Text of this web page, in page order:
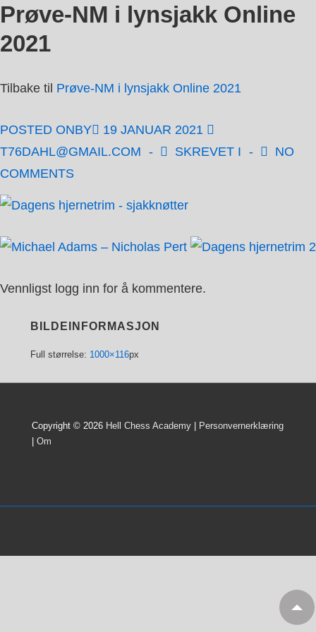
↓
Hopp
til
Prøve-NM i lynsjakk Online
2021
Tilbake til Prøve-NM i lynsjakk Online 2021
POSTED ONBY
19 JANUAR 2021
T76DAHL@GMAIL.COM
SKREVET I
NO
COMMENTS
Vennligst logg inn for å kommentere.
BILDEINFORMASJON
Full størrelse: 1000×116px
Copyright © 2026 Hell Chess Academy | Personvernerklæring
| Om